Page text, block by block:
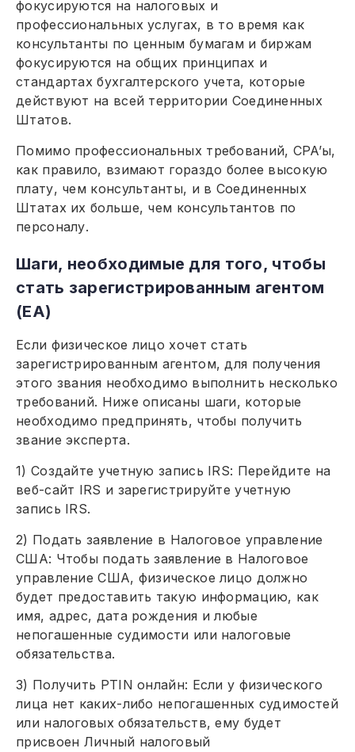
фокусируются на налоговых и
профессиональных услугах, в то время как
консультанты по ценным бумагам и биржам
фокусируются на общих принципах и
стандартах бухгалтерского учета, которые
действуют на всей территории Соединенных
Штатов.
Помимо профессиональных требований, CPA’ы,
как правило, взимают гораздо более высокую
плату, чем консультанты, и в Соединенных
Штатах их больше, чем консультантов по
персоналу.
Шаги, необходимые для того, чтобы
стать зарегистрированным агентом
(EA)
Если физическое лицо хочет стать
зарегистрированным агентом, для получения
этого звания необходимо выполнить несколько
требований. Ниже описаны шаги, которые
необходимо предпринять, чтобы получить
звание эксперта.
1) Создайте учетную запись IRS: Перейдите на
веб-сайт IRS и зарегистрируйте учетную
запись IRS.
2) Подать заявление в Налоговое управление
США: Чтобы подать заявление в Налоговое
управление США, физическое лицо должно
будет предоставить такую информацию, как
имя, адрес, дата рождения и любые
непогашенные судимости или налоговые
обязательства.
3) Получить PTIN онлайн: Если у физического
лица нет каких-либо непогашенных судимостей
или налоговых обязательств, ему будет
присвоен Личный налоговый